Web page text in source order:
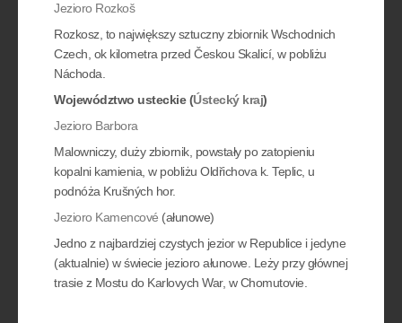
Jezioro Rozkoš
Rozkosz, to największy sztuczny zbiornik Wschodnich
Czech, ok kilometra przed Českou Skalicí, w pobliżu
Náchoda.
Województwo usteckie (Ústecký kraj)
Jezioro Barbora
Malowniczy, duży zbiornik, powstały po zatopieniu
kopalni kamienia, w pobliżu Oldřichova k. Teplic, u
podnóża Krušných hor.
Jezioro Kamencové (ałunowe)
Jedno z najbardziej czystych jezior w Republice i jedyne
(aktualnie) w świecie jezioro ałunowe. Leży przy głównej
trasie z Mostu do Karlovych War, w Chomutovie.